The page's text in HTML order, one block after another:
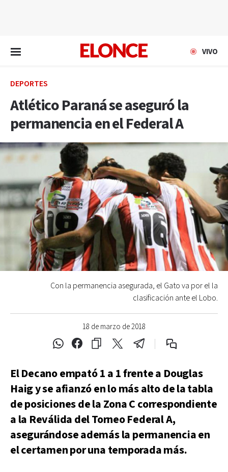
VIVO
DEPORTES
Atlético Paraná se aseguró la
permanencia en el Federal A
18 de marzo de 2018
Con la permanencia asegurada, el Gato va por el la
clasificación ante el Lobo.
El Decano empató 1 a 1 frente a Douglas
Haig y se afianzó en lo más alto de la tabla
de posiciones de la Zona C correspondiente
a la Reválida del Torneo Federal A,
asegurándose además la permanencia en
el certamen por una temporada más.